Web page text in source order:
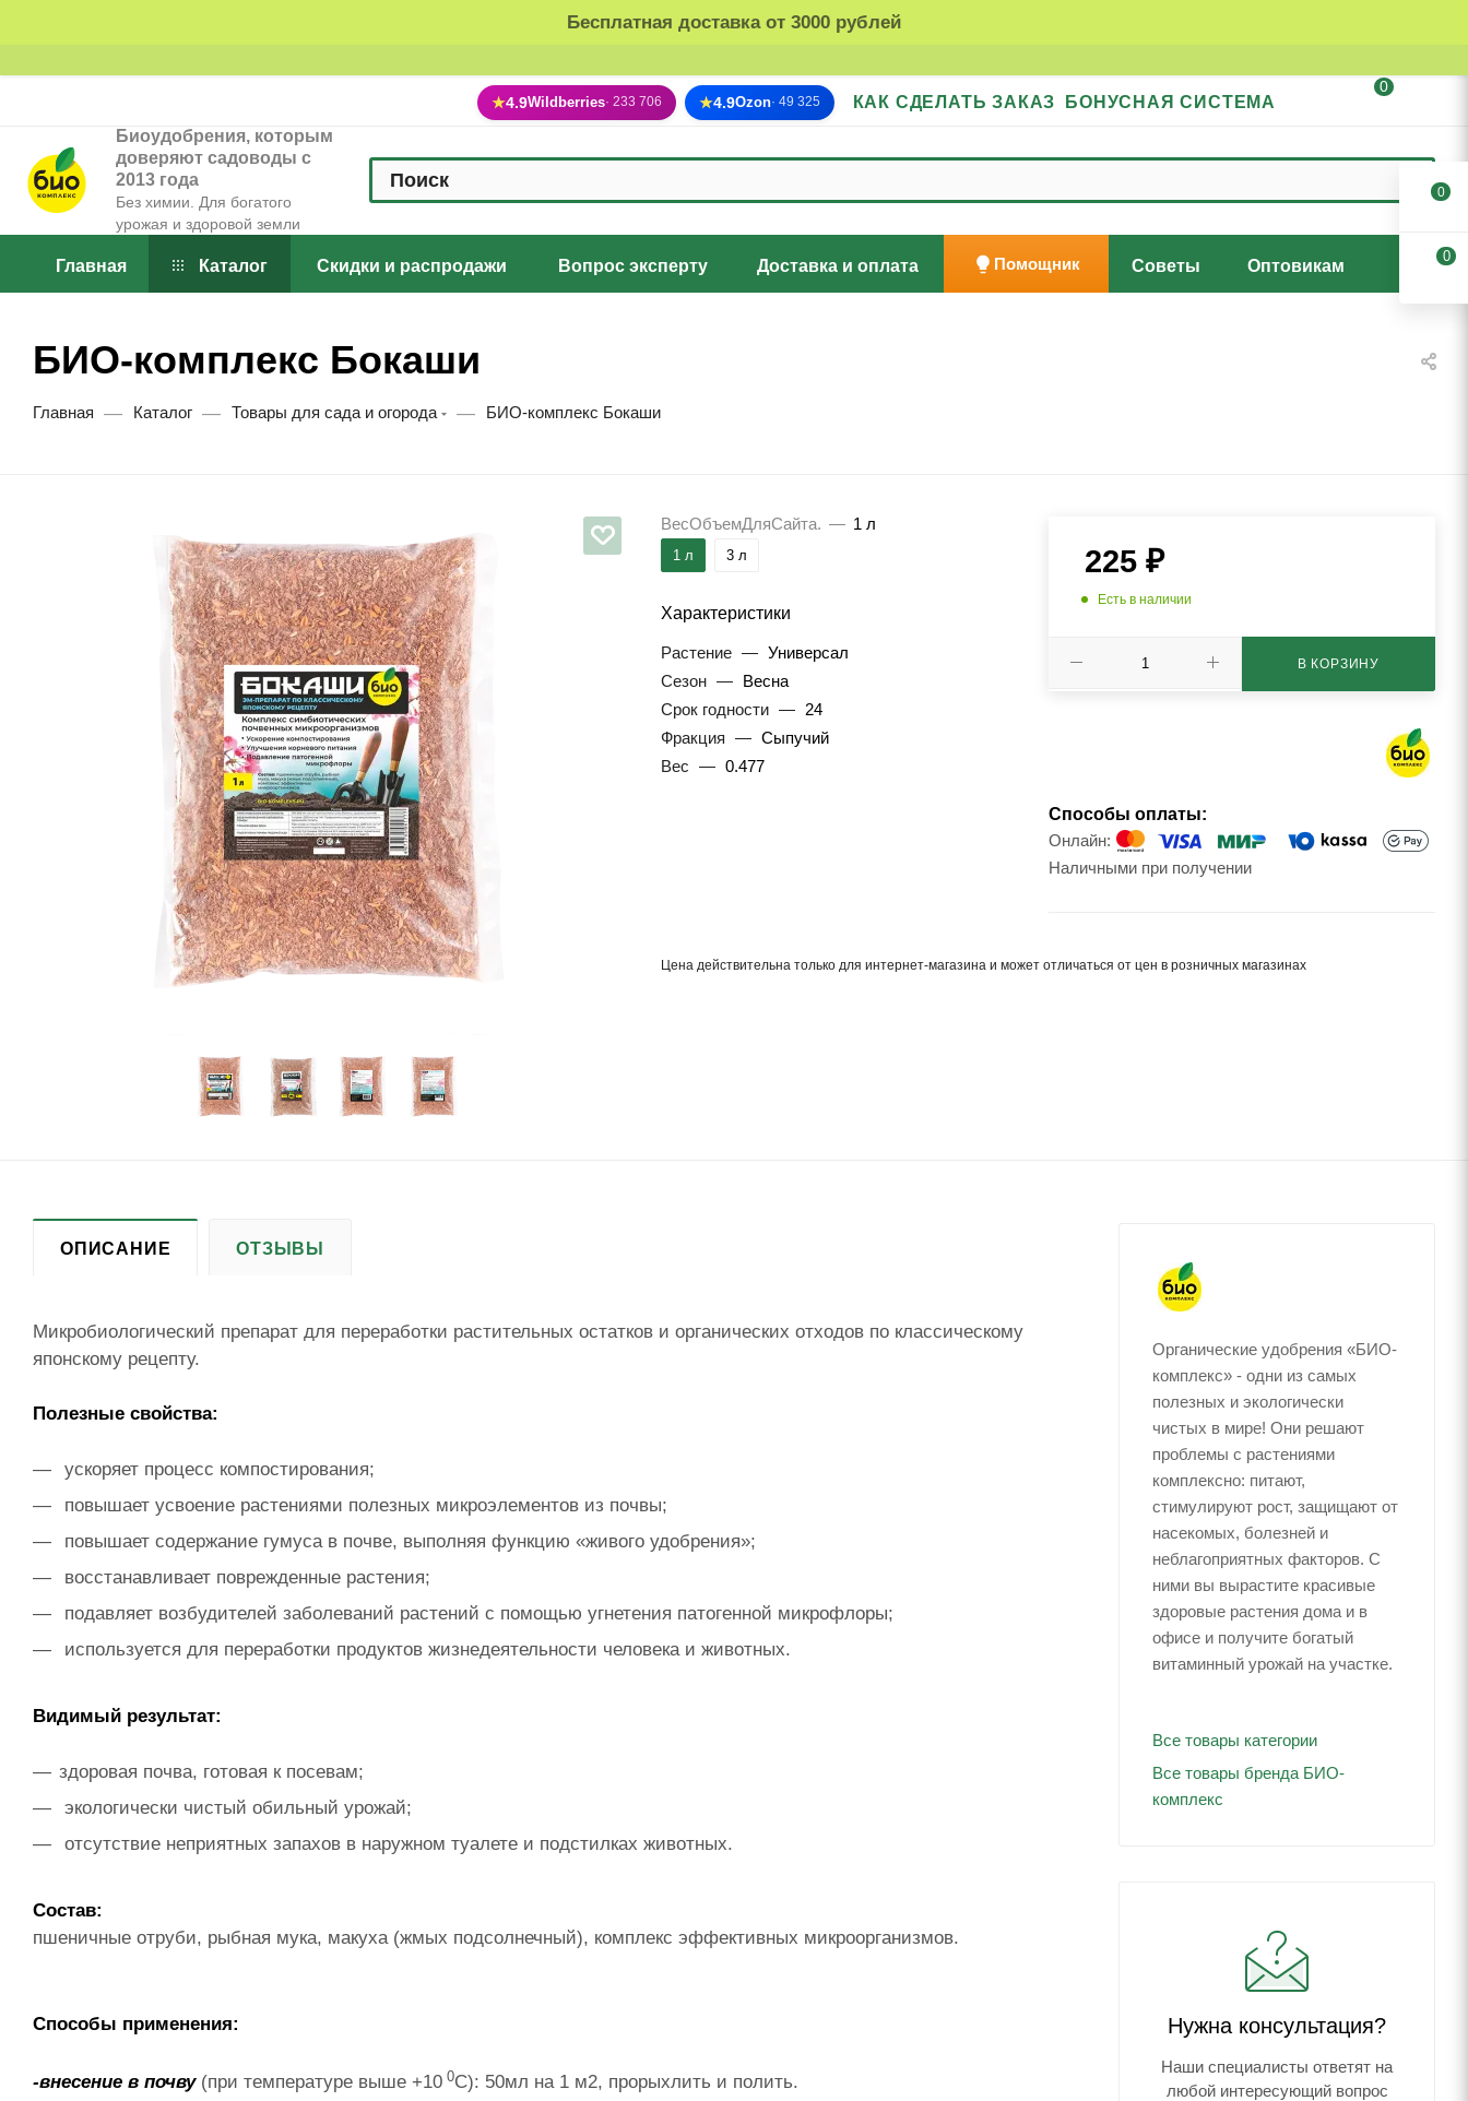
Бесплатная доставка от 3000 рублей
★4.9Wildberries· 233 706 ★4.9Ozon· 49 325 КАК СДЕЛАТЬ ЗАКАЗ БОНУСНАЯ СИСТЕМА
0
Биоудобрения, которым
доверяют садоводы с
2013 года
Без химии. Для богатого
урожая и здоровой земли
Главная Каталог Скидки и распродажи Вопрос эксперту Доставка и оплата Помощник Советы Оптовикам
БИО-комплекс Бокаши
Главная — Каталог — Товары для сада и огорода — БИО-комплекс Бокаши
ВесОбъемДляСайта. — 1 л
1 л 3 л
Характеристики
Растение — Универсал
Сезон —
Весна
Срок годности —
24
Фракция
— Сыпучий
Вес
— 0.477
225₽
Есть в наличии
В КОРЗИНУ
Способы оплаты:
Онлайн:
Наличными при получении
Цена действительна только для интернет-магазина и может отличаться от цен в розничных магазинах
ОПИСАНИЕ ОТЗЫВЫ
Микробиологический препарат для переработки растительных остатков и органических отходов по классическому
японскому рецепту.
Полезные свойства:
ускоряет процесс компостирования;
повышает усвоение растениями полезных микроэлементов из почвы;
повышает содержание гумуса в почве, выполняя функцию «живого удобрения»;
восстанавливает поврежденные растения;
подавляет возбудителей заболеваний растений с помощью угнетения патогенной микрофлоры;
используется для переработки продуктов жизнедеятельности человека и животных.
Видимый результат:
здоровая почва, готовая к посевам;
экологически чистый обильный урожай;
отсутствие неприятных запахов в наружном туалете и подстилках животных.
Состав:
пшеничные отруби, рыбная мука, макуха (жмых подсолнечный), комплекс эффективных микроорганизмов.
Способы применения:
-внесение в почву(при температуре выше +10 0С): 50мл на 1 м2, прорыхлить и полить.
Органические удобрения «БИО-
комплекс» - одни из самых
полезных и экологически
чистых в мире! Они решают
проблемы с растениями
комплексно: питают,
стимулируют рост, защищают от
насекомых, болезней и
неблагоприятных факторов. С
ними вы вырастите красивые
здоровые растения дома и в
офисе и получите богатый
витаминный урожай на участке.
Все товары категории
Все товары бренда БИО-
комплекс
Нужна консультация?
Наши специалисты ответят на
любой интересующий вопрос
0
0